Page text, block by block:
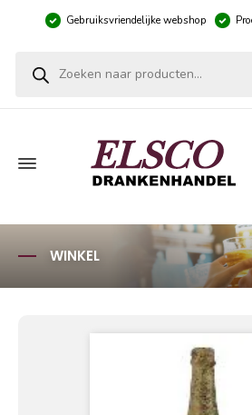
Gebruiksvriendelijke webshop
WINKEL